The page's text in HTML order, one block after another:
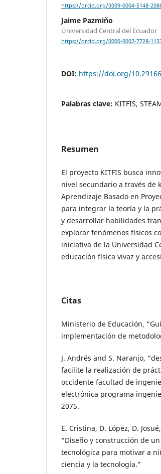
https://orcid.org/0009-0004-5148-
Jaime Pazmiño
Universidad Central del Ecuador
https://orcid.org/0000-0002-7728-
DOI: https://doi.org/
Palabras clave: KITFIS,
Resumen
El proyecto KITFIS busca
nivel secundario a través de
Aprendizaje Basado en
para integrar la teoría y la
y desarrollar habilidades
explorar fenómenos físicos
iniciativa de la Universidad
educación física vivaz y
Citas
Ministerio de Educación,
implementación de
J. Andrés and S. Naranjo,
facilite la realización de
occidente facultad de
electrónica programa
2075.
E. Cristina, D. López, D.
“Diseño y construcción de
tecnológica para motivar a
ciencia y la tecnología.”